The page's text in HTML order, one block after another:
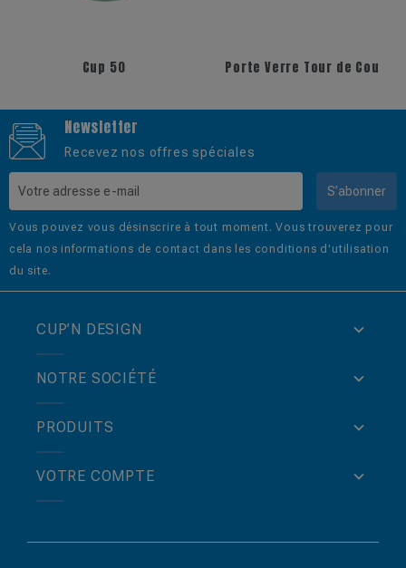
Cup 50 Porte Verre Tour de Cou
Newsletter
Recevez nos offres spéciales
S’abonner
Vous pouvez vous désinscrire à tout moment. Vous trouverez pour
cela nos informations de contact dans les conditions d'utilisation
du site.
CUP’N DESIGN
NOTRE SOCIÉTÉ
PRODUITS
VOTRE COMPTE